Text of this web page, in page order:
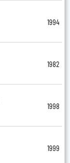
1994
1982
1998
1999